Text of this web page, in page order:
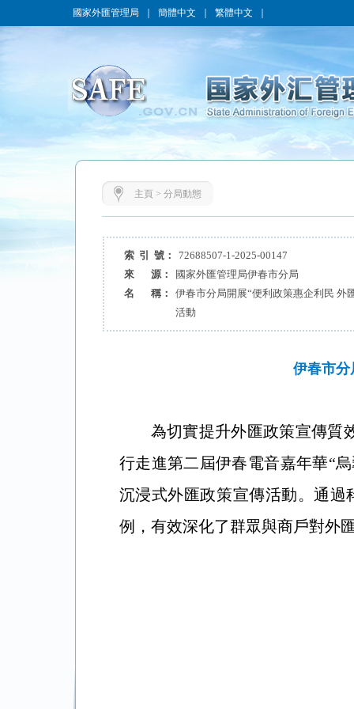
國家外匯管理局 簡體中文 繁體中文
主頁 > 分局動態
索 引 號：
72688507-1-2025-00147
來 源：
國家外匯管理局伊春市分局
名 稱：
伊春市分局開展“便利政策惠企利民 外
活動
伊春市分
為切實提升外匯政策宣傳質
行走進第二屆伊春電音嘉年華“
沉浸式外匯政策宣傳活動。通
例，有效深化了群眾與商戶對外